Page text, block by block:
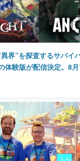
界”を探査するサバイ
体験版が配信決定。8